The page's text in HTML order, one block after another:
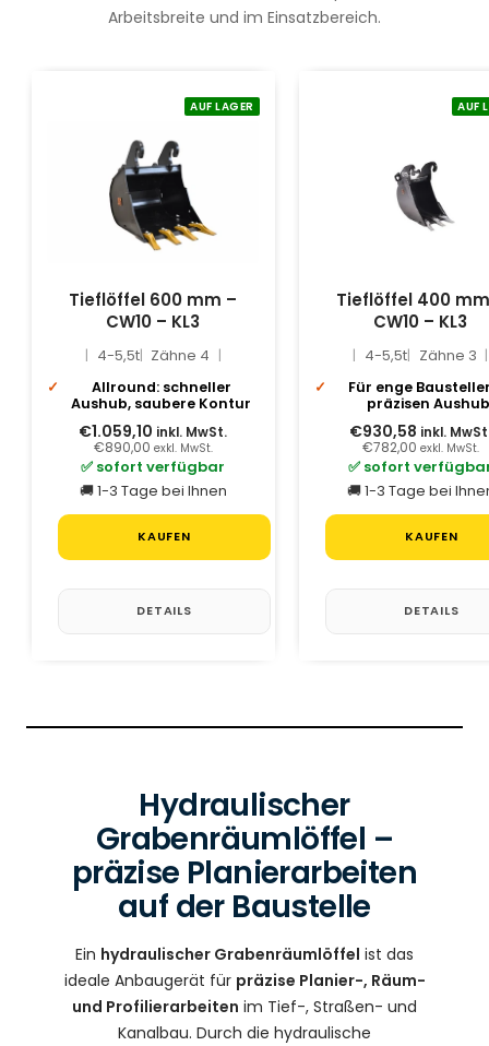
Arbeitsbreite und im Einsatzbereich.
AUF LAGER
Tieflöffel 600 mm –
CW10 – KL3
4-5,5t Zähne 4
Allround: schneller
Aushub, saubere Kontur
€1.059,10 inkl. MwSt.
€890,00 exkl. MwSt.
✅ sofort verfügbar
🚚 1-3 Tage bei Ihnen
KAUFEN
DETAILS
AUF
Tieflöffel 400
CW10 – KL3
4-5,5t Zähne 3
Für enge
präzisen
€930,58 inkl.
€782,00 exkl. MwSt.
✅ sofort
🚚 1-3 Tage bei
KAUFEN
DETAILS
Hydraulischer
Grabenräumlöffel –
präzise Planierarbeiten
auf der Baustelle
Ein hydraulischer Grabenräumlöffel ist das
ideale Anbaugerät für präzise Planier-, Räum-
und Profilierarbeiten im Tief-, Straßen- und
Kanalbau. Durch die hydraulische